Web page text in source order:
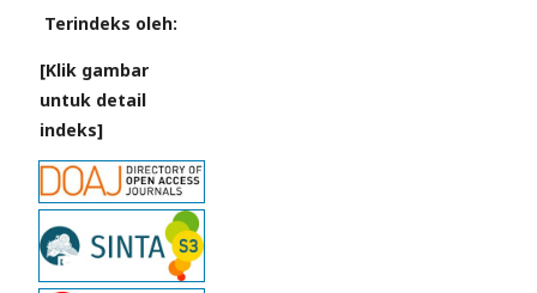
Terindeks oleh:
[Klik gambar
untuk detail
indeks]